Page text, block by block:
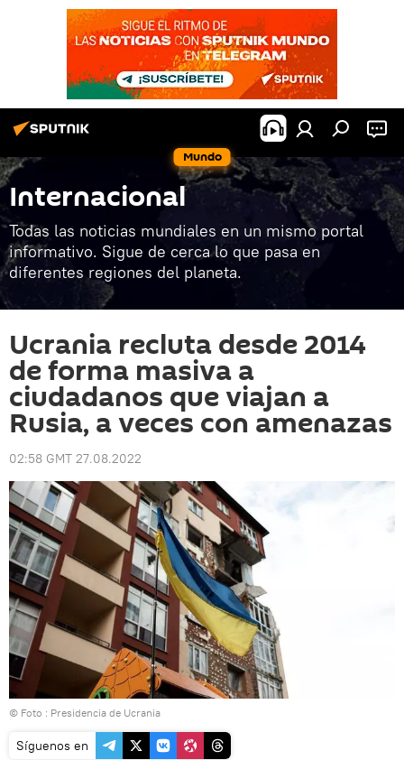
Mundo
Internacional
Todas las noticias mundiales en un mismo portal
informativo. Sigue de cerca lo que pasa en
diferentes regiones del planeta.
Ucrania recluta desde 2014
de forma masiva a
ciudadanos que viajan a
Rusia, a veces con amenazas
02:58 GMT 27.08.2022
© Foto : Presidencia de Ucrania
Síguenos en